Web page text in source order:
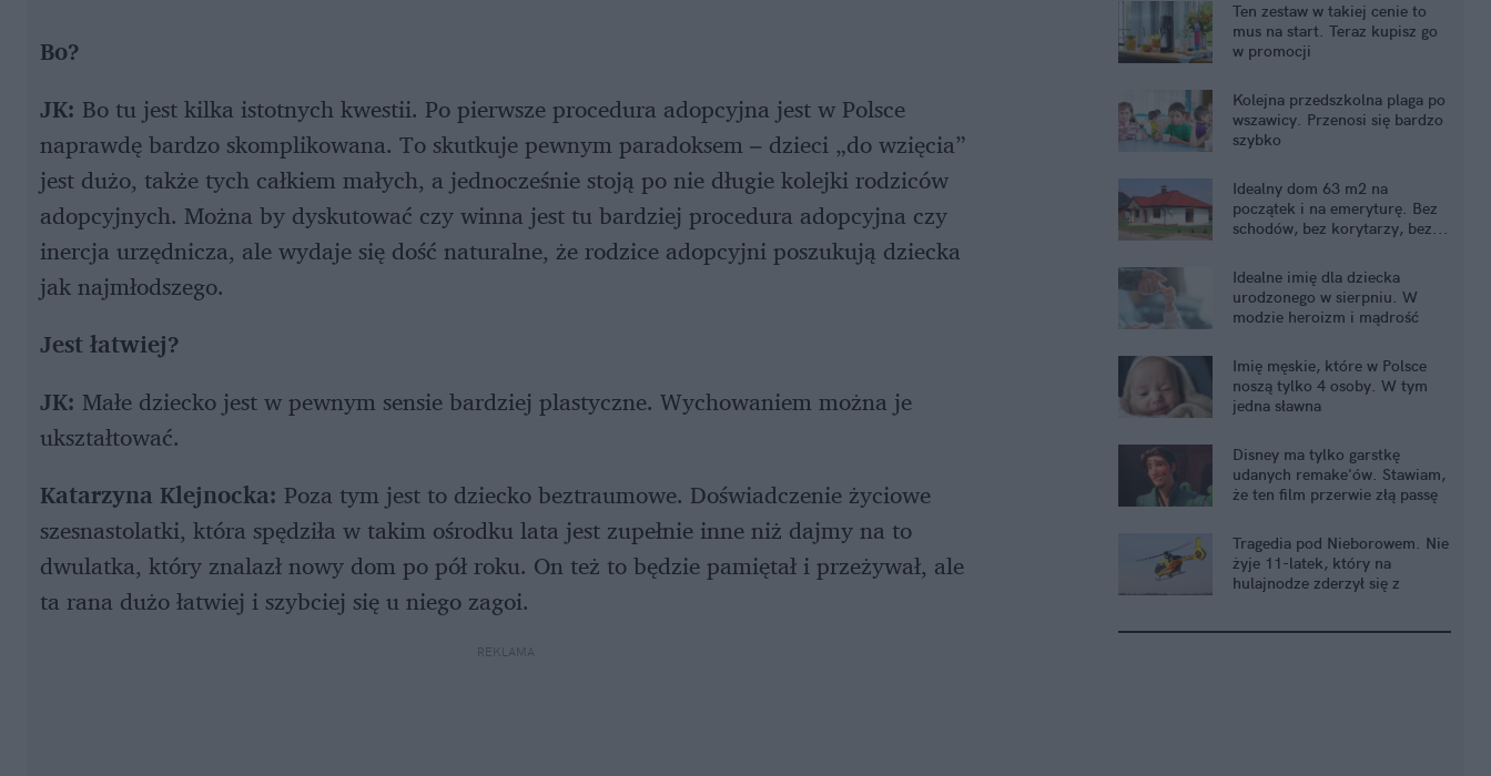
Bo?
JK: Bo tu jest kilka istotnych kwestii. Po pierwsze procedura adopcyjna jest w Polsce
naprawdę bardzo skomplikowana. To skutkuje pewnym paradoksem – dzieci „do wzięcia”
jest dużo, także tych całkiem małych, a jednocześnie stoją po nie długie kolejki rodziców
adopcyjnych. Można by dyskutować czy winna jest tu bardziej procedura adopcyjna czy
inercja urzędnicza, ale wydaje się dość naturalne, że rodzice adopcyjni poszukują dziecka
jak najmłodszego.
Jest łatwiej?
JK: Małe dziecko jest w pewnym sensie bardziej plastyczne. Wychowaniem można je
ukształtować.
Katarzyna Klejnocka: Poza tym jest to dziecko beztraumowe. Doświadczenie życiowe
szesnastolatki, która spędziła w takim ośrodku lata jest zupełnie inne niż dajmy na to
dwulatka, który znalazł nowy dom po pół roku. On też to będzie pamiętał i przeżywał, ale
ta rana dużo łatwiej i szybciej się u niego zagoi.
REKLAMA
Ten zestaw w takiej cenie to
mus na start. Teraz kupisz go
w promocji
Kolejna przedszkolna plaga po
wszawicy. Przenosi się bardzo
szybko
Idealny dom 63 m2 na
początek i na emeryturę. Bez
schodów, bez korytarzy, bez...
Idealne imię dla dziecka
urodzonego w sierpniu. W
modzie heroizm i mądrość
Imię męskie, które w Polsce
noszą tylko 4 osoby. W tym
jedna sławna
Disney ma tylko garstkę
udanych remake'ów. Stawiam,
że ten film przerwie złą passę
Tragedia pod Nieborowem. Nie
żyje 11-latek, który na
hulajnodze zderzył się z